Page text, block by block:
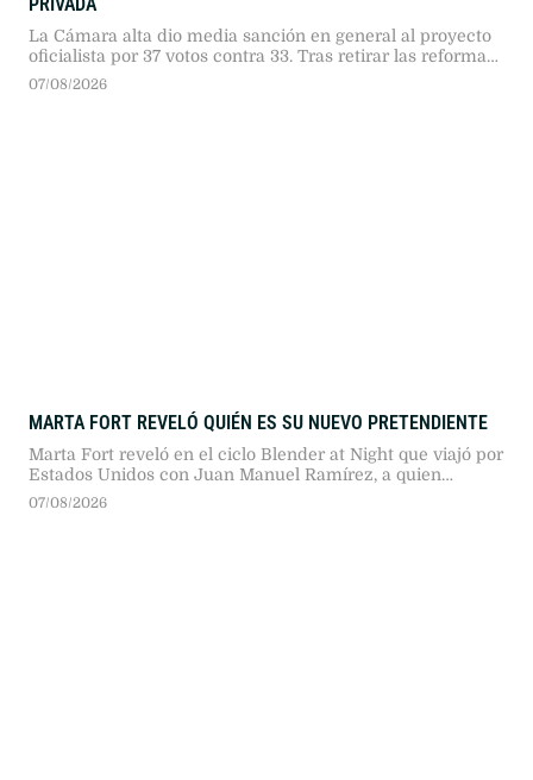
PRIVADA
La Cámara alta dio media sanción en general al proyecto
oficialista por 37 votos contra 33. Tras retirar las reformas
de Manejo del Fuego y Tierras, la sesión registró duros
07/08/2026
MARTA FORT REVELÓ QUIÉN ES SU NUEVO PRETENDIENTE
Marta Fort reveló en el ciclo Blender at Night que viajó por
Estados Unidos con Juan Manuel Ramírez, a quien
conoció tras la viralización del concurso para conseguir
07/08/2026